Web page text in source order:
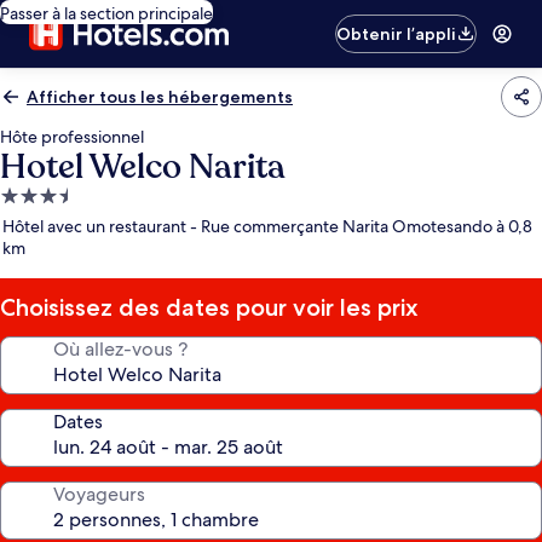
Passer à la section principale
Obtenir l’appli
Afficher tous les hébergements
Hôte professionnel
Hotel Welco Narita
Hébergement
3.5 étoiles
Hôtel avec un restaurant - Rue commerçante Narita Omotesando à 0,8
km
Choisissez des dates pour voir les prix
Où allez-vous ?
Dates
Voyageurs